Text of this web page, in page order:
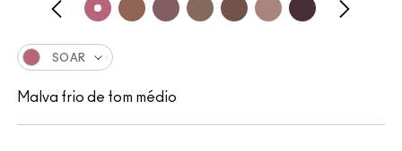
SOAR
Malva frio de tom médio